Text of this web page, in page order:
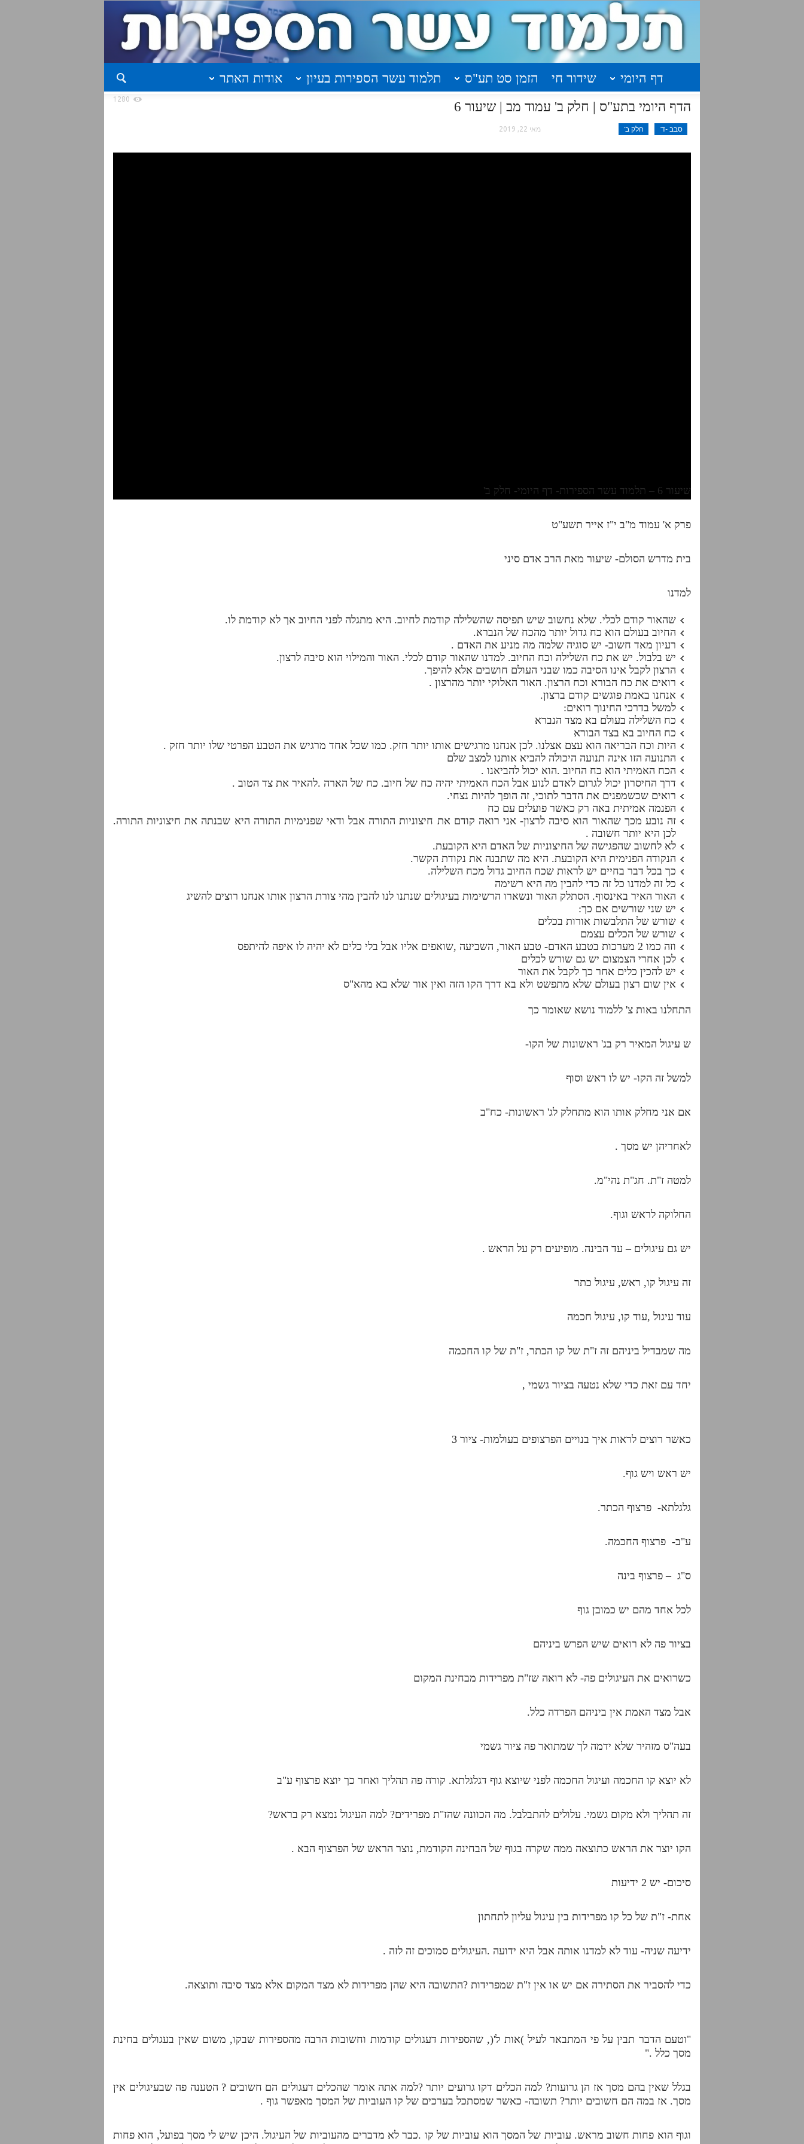
דף היומי שידור חי הזמן סט תע"ס תלמוד עשר הספירות בעיון
אודות האתר
הדף היומי בתע"ס | חלק ב' עמוד מב | שיעור 6
סבב -ד' חלק ב' מאי 22, 2019
1280
שיעור 6 – תלמוד עשר הספירות- דף היומי- חלק ב'
פרק א' עמוד מ"ב י"ז אייר תשע"ט
בית מדרש הסולם- שיעור מאת הרב אדם סיני
למדנו
שהאור קודם לכלי. שלא נחשוב שיש תפיסה שהשלילה קודמת לחיוב. היא מתגלה לפני החיוב אך לא קודמת לו.
החיוב בעולם הוא כח גדול יותר מהכח של הנברא.
רעיון מאד חשוב- יש סוגיה שלמה מה מניע את האדם .
יש בלבול. יש את כח השלילה וכח החיוב. למדנו שהאור קודם לכלי. האור והמילוי הוא סיבה לרצון.
הרצון לקבל אינו הסיבה כמו שבני העולם חושבים אלא להיפך.
רואים את כח הבורא וכח הרצון. האור האלוקי יותר מהרצון .
אנחנו באמת פוגשים קודם ברצון.
למשל בדרכי החינוך רואים:
כח השלילה בעולם בא מצד הנברא
כח החיוב בא בצד הבורא
היות וכח הבריאה הוא עצם אצלנו. לכן אנחנו מרגישים אותו יותר חזק. כמו שכל אחד מרגיש את הטבע הפרטי שלו יותר חזק .
התנועה הזו אינה תנועה היכולה להביא אותנו למצב שלם
הכח האמיתי הוא כח החיוב .הוא יכול להביאנו .
דרך החיסרון יכול לגרום לאדם לנוע אבל הכח האמיתי יהיה כח של חיוב. כח של הארה .להאיר את צד הטוב .
רואים שכשמפנים את הדבר לתוכי, זה הופך להיות נצחי.
הפנמה אמיתית באה רק כאשר פועלים עם כח
זה נובע מכך שהאור הוא סיבה לרצון- אני רואה קודם את חיצוניות התורה אבל ודאי שפנימיות התורה היא שבנתה את חיצוניות התורה.
לכן היא יותר חשובה .
לא לחשוב שהפגישה של החיצוניות של האדם היא הקובעת.
הנקודה הפנימית היא הקובעת. היא מה שתבנה את נקודת הקשר.
כך בכל דבר בחיים יש לראות שכח החיוב גדול מכח השלילה.
כל זה למדנו כל זה כדי להבין מה היא רשימה
האור האיר באינסוף. הסתלק האור ונשארו הרשימות בעיגולים שנתנו לנו להבין מהי צורת הרצון אותו אנחנו רוצים להשיג
יש שני שורשים אם כך:
שורש של התלבשות אורות בכלים
שורש של הכלים עצמם
וזה כמו 2 מערכות בטבע האדם- טבע האור, השביעה ,שואפים אליו אבל בלי כלים לא יהיה לו איפה להיתפס
לכן אחרי הצמצום יש גם שורש לכלים
יש להכין כלים אחר כך לקבל את האור
אין שום רצון בעולם שלא מתפשט ולא בא דרך הקו הזה ואין אור שלא בא מהא"ס
התחלנו באות צ' ללמוד נושא שאומר כך
ש עיגול המאיר רק בג' ראשונות של הקו-
למשל זה הקו- יש לו ראש וסוף
אם אני מחלק אותו הוא מתחלק לג' ראשונות- כח"ב
לאחריהן יש מסך .
למטה ז"ת. חג"ת נהי"מ.
החלוקה לראש וגוף.
יש גם עיגולים – עד הבינה. מופיעים רק על הראש .
זה עיגול קו, ראש, עיגול כתר
עוד עיגול ,עוד קו, עיגול חכמה
מה שמבדיל ביניהם זה ז"ת של קו הכתר, ז"ת של קו החכמה
יחד עם זאת כדי שלא נטעה בציור גשמי ,
כאשר רוצים לראות איך בנויים הפרצופים בעולמות- ציור 3
יש ראש ויש גוף.
גלגלתא- פרצוף הכתר.
ע"ב- פרצוף החכמה.
ס"ג – פרצוף בינה
לכל אחד מהם יש כמובן גוף
בציור פה לא רואים שיש הפרש ביניהם
כשרואים את העיגולים פה- לא רואה שז"ת מפרידות מבחינת המקום
אבל מצד האמת אין ביניהם הפרדה כלל.
בעה"ס מזהיר שלא ידמה לך שמתואר פה ציור גשמי
לא יוצא קו החכמה ועיגול החכמה לפני שיוצא גוף דגלגלתא. קורה פה תהליך ואחר כך יוצא פרצוף ע"ב
זה תהליך ולא מקום גשמי. עלולים להתבלבל. מה הכוונה שהז"ת מפרידים? למה העיגול נמצא רק בראש?
הקו יוצר את הראש כתוצאה ממה שקרה בגוף של הבחינה הקודמת, נוצר הראש של הפרצוף הבא .
סיכום- יש 2 ידיעות
אחת- ז"ת של כל קו מפרידות בין עיגול עליון לתחתון
ידיעה שניה- עוד לא למדנו אותה אבל היא ידועה .העיגולים סמוכים זה לזה .
כדי להסביר את הסתירה אם יש או אין ז"ת שמפרידות ?התשובה היא שהן מפרידות לא מצד המקום אלא מצד סיבה ותוצאה.
"וטעם הדבר תבין על פי המתבאר לעיל )אות ל'(, שהספירות דעגולים קודמות וחשובות הרבה מהספירות שבקו, משום שאין בעגולים בחינת
מסך כלל ."
בגלל שאין בהם מסך אז הן גרועות? למה הכלים דקו גרועים יותר ?למה אתה אומר שהכלים דעגולים הם חשובים ? הטענה פה שבעיגולים אין
מסך. אז במה הם חשובים יותר? תשובה- כאשר שמסתכל בערכים של קו העוביות של המסך מאפשר גוף .
וגוף הוא פחות חשוב מראש. עוביות של המסך הוא עוביות של קו .כבר לא מדברים מהעוביות של העיגול. היכן שיש לי מסך בפועל, הוא פחות